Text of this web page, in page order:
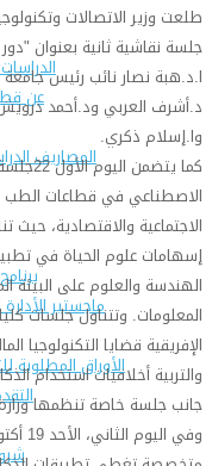
عن
المصاريف
ماجستير
(الأوراق
طلعت وزير الاتصالات
جلسة نقاشية ثانية بعنوان
ا.د.هبة نصار نائب رئيس جامعة
د.أشرف العربي ود.أحمد
وا.إسلام ذكري.
كما
الاصطناعي في قطاعات الطب
الاجتماعية والاقتصادية،
إسهامات علوم الحياة في
الهندسة والعلوم على البيئة
المعلومات. وتتناول جلسات
الإفريقية قضايا التكنولوجيا
والتربية أخلاقيات استخدام
جانب جلسة خاصة تنظمها وزارة